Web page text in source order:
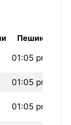
Пешин
01:05 pm
01:05 pm
01:05 pm